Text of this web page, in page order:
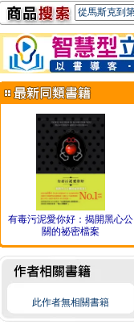
有毒污泥愛你好：揭開黑心公
關的祕密檔案
此作者無相關書籍